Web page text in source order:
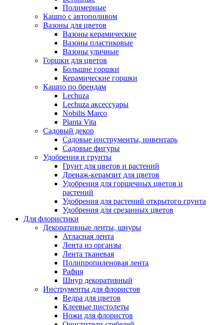
Полимерные
Кашпо с автополивом
Вазоны для цветов
Вазоны керамические
Вазоны пластиковые
Вазоны уличные
Горшки для цветов
Большие горшки
Керамические горшки
Кашпо по брендам
Lechuza
Lechuza аксессуары
Nobilis Marco
Planta Vita
Садовый декор
Садовые инструменты, инвентарь
Садовые фигуры
Удобрения и грунты
Грунт для цветов и растений
Дренаж-керамзит для цветов
Удобрения для горшечных цветов и
растений
Удобрения для растений открытого грунта
Удобрения для срезанных цветов
Для флористики
Декоративные ленты, шнуры
Атласная лента
Лента из органзы
Лента тканевая
Полипропиленовая лента
Рафия
Шнур декоративный
Инструменты для флористов
Ведра для цветов
Клеевые пистолеты
Ножи для флористов